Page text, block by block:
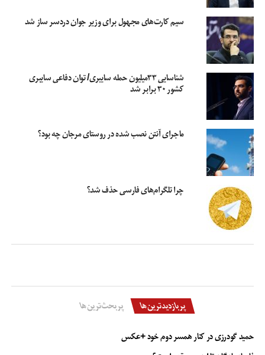
وزیر ارتباطات وارد ماجرا شده و از اپراتورهای تلفن همراه خواسته است:
۱ – گزارش دهند که در سه سال گذشته چقدر از جیب مردم برای این سرویس ها
برداشت شده است؟
۲ –
پول افرادی که ناخواسته از حساب شان کسر شده، به ایشان برگردد.
۳ – سرویس های مذکور متوقف شود و سیستم تأیید مجدد برقرار شود بدین ترتیب که
اگر قرار است کسی عضو هر کدام از این سرویس ها شود، کدی تأیید پیامکی دریافت
کند و آن را به شماره ای ارسال کند. در این صورت دیگر نمی توان کسی را بدون
رضایت قبلی عضو سرویسی کرد و از او پول گرفت.
بدیهی است که شرکت های ذینفع در برابر این اقدام مقاومت کنند چه آن که پای
هزاران میلیارد تومان پول نقد در میان است که به طور مستمر به حساب شان واریز می
شود و بدتر این که باید مبالغ به ناحق گرفته را نیز بازگردانند.
دل کندن از “پول هزاران میلیارد تومانی سهل الوصول” برای هیچ کسی آسان نیست.
در این اثنا خبر رسید که شرکت های ارزش افزوده به دادستانی کل کشور شکایت کرده
هر چند جزئیات پرونده برای افکار عمومی شفاف نیست و لذا نمی توان درباره این
دستور دادستانی ارزیابی قطعی داشت ولی هر چه باشد، در نهایت باید منتظر بود تا
سیم کارت‌های مجهول برای وزیر جوان دردسر ساز شد
شناسایی ۳۳میلیون حمله سایبری/ توان دفاعی سایبری
کشور ۳۰ برابر شد
ماجرای آنتن نصب شده در روستای مرجان چه بود؟
چرا تلگرام‌های فارسی حذف شد؟
پربازدیدترین‌ها پربحث‌ترین‌ها
حمید گودرزی در کنار همسر دوم خود +عکس